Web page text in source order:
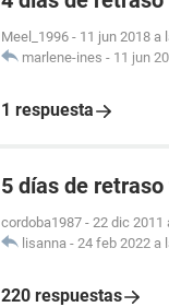
Meel_1996 - 11 jun 2018 a
marlene-ines - 11 jun
1 respuesta
5 días de
cordoba1987 - 22 dic 2011
lisanna - 24 feb 2022 a
220 respuestas